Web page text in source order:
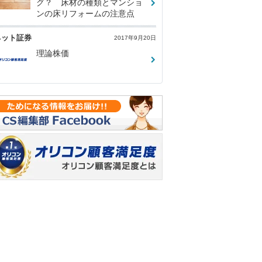
グ？ 床材の種類とマンショ
ンの床リフォームの注意点
ト証券 2017年9月20日
理論株価